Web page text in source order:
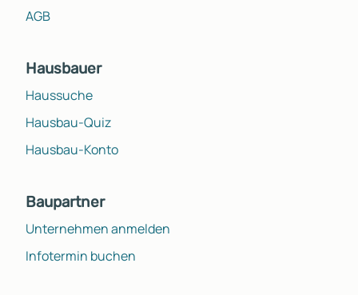
AGB
Hausbauer
Haussuche
Hausbau-Quiz
Hausbau-Konto
Baupartner
Unternehmen anmelden
Infotermin buchen